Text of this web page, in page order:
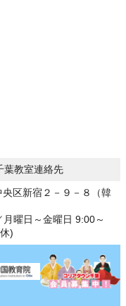
葉教室連絡先
区新宿２－９－８（韓
曜日～金曜日 9:00～
)